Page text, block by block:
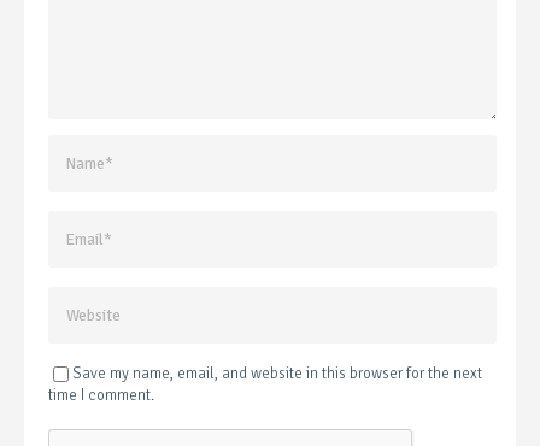
Save my name, email, and website in this browser for the next
time I comment.